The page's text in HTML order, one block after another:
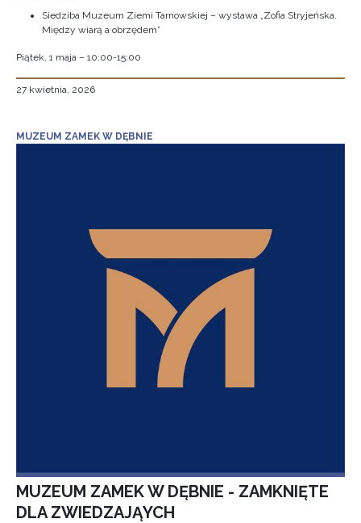
Siedziba Muzeum Ziemi Tarnowskiej – wystawa „Zofia Stryjeńska.
Między wiarą a obrzędem”
Piątek, 1 maja – 10:00-15:00
27 kwietnia, 2026
MUZEUM ZAMEK W DĘBNIE
MUZEUM ZAMEK W DĘBNIE - ZAMKNIĘTE
DLA ZWIEDZAJĄYCH